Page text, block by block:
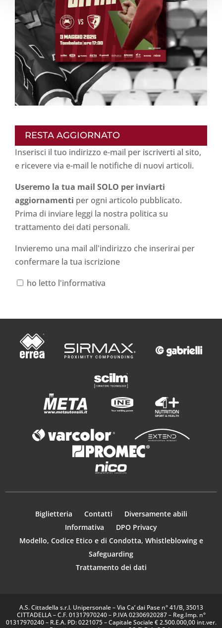
RESTA AGGIORNATO
Inserisci il tuo indirizzo e-mail per iscriverti al sito,
e ricevere via e-mail le notifiche di nuovi articoli.
Useremo la tua mail SOLO per inviarti
aggiornamenti per ogni articolo pubblicato.
Prima di inviare leggi la nostra politica su
trattamento dei dati personali.
Invieremo una mail all'indirizzo che inserirai per
confermare la tua iscrizione
ho letto l'informativa
Biglietteria Contatti
Diversamente abili
Informativa
DPO Privacy
Modello, Codice Etico e di Condotta, Whistleblowing e
Safeguarding
Trattamento dei dati
A.S. Cittadella s.r.l. Unipersonale – Via Ca’ dai Pase n° 41/B, 35013
CITTADELLA – C.F. 01317970240 – P.IVA 02306920287 – Reg.Imp. n°
01317970240 – R.E.A. PD: 0221075 – Capitale Sociale € 2.500.000,00 int.ver.